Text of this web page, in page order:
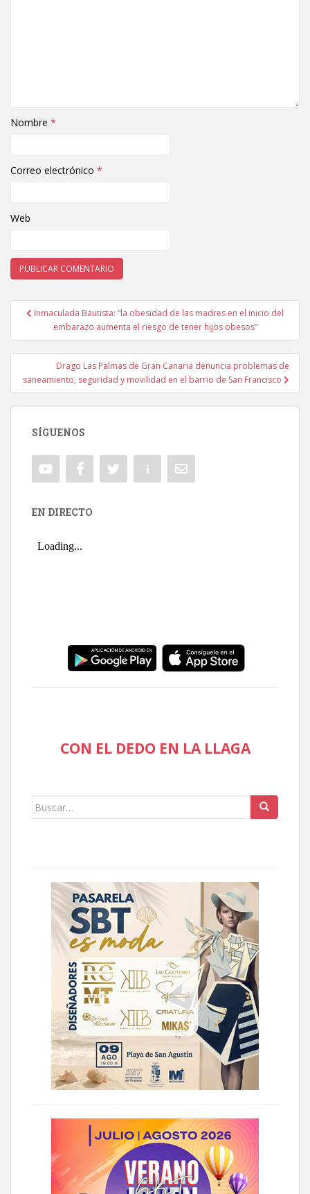
Nombre *
Correo electrónico *
Web
Navegación de entradas
Inmaculada Bautista: “la obesidad de las madres en el inicio del
embarazo aumenta el riesgo de tener hijos obesos”
Drago Las Palmas de Gran Canaria denuncia problemas de
saneamiento, seguridad y movilidad en el barrio de San Francisco
SÍGUENOS
EN DIRECTO
CON EL DEDO EN LA LLAGA
Buscar: